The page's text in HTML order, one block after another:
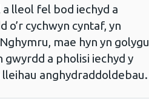
lleol fel bod iechyd a
o’r cychwyn cyntaf, yn
mae hyn yn golygu
a pholisi iechyd y
lleihau anghydraddoldebau.